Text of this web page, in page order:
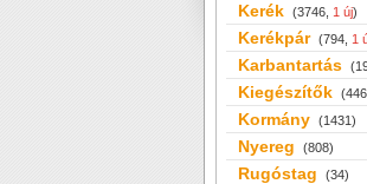
Kerék (3746, 1 új)
Kerékpár (794, 1
Karbantartás
Kiegészítők
Kormány (1431)
Nyereg (808)
Rugóstag (34)